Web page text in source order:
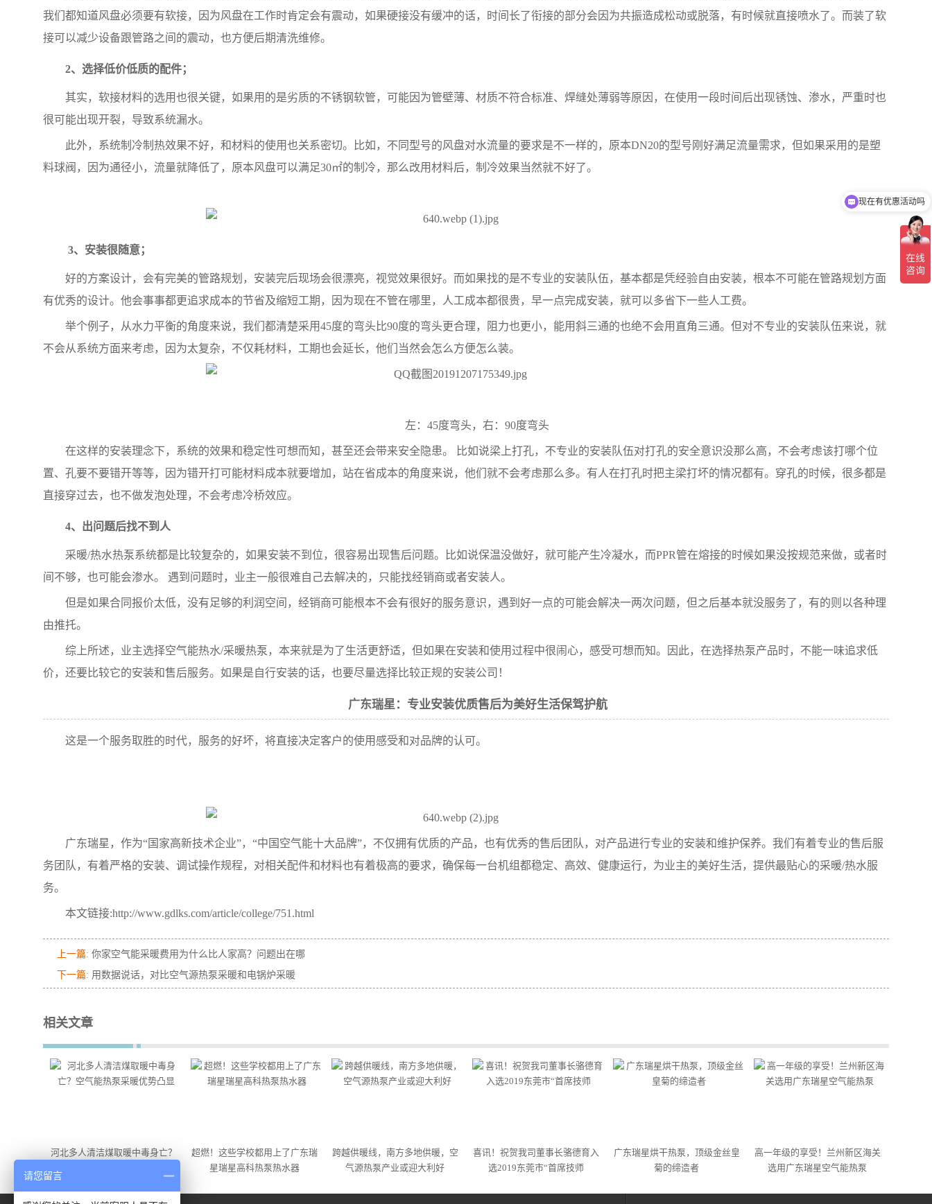
我们都知道风盘必须要有软接，因为风盘在工作时肯定会有震动，如果硬接没有缓冲的话，时间长了衔接的部分会因为共振造成松动或脱落，有时候就直接喷水了。而装了软
接可以减少设备跟管路之间的震动，也方便后期清洗维修。
2、选择低价低质的配件；
其实，软接材料的选用也很关键，如果用的是劣质的不锈钢软管，可能因为管壁薄、材质不符合标准、焊缝处薄弱等原因，在使用一段时间后出现锈蚀、渗水，严重时也
很可能出现开裂，导致系统漏水。
此外，系统制冷制热效果不好，和材料的使用也关系密切。比如，不同型号的风盘对水流量的要求是不一样的，原本DN20的型号刚好满足流量需求，但如果采用的是塑
料球阀，因为通径小，流量就降低了，原本风盘可以满足30㎡的制冷，那么改用材料后，制冷效果当然就不好了。
3、安装很随意；
好的方案设计，会有完美的管路规划，安装完后现场会很漂亮，视觉效果很好。而如果找的是不专业的安装队伍，基本都是凭经验自由安装，根本不可能在管路规划方面
有优秀的设计。他会事事都更追求成本的节省及缩短工期，因为现在不管在哪里，人工成本都很贵，早一点完成安装，就可以多省下一些人工费。
举个例子，从水力平衡的角度来说，我们都清楚采用45度的弯头比90度的弯头更合理，阻力也更小，能用斜三通的也绝不会用直角三通。但对不专业的安装队伍来说，就
不会从系统方面来考虑，因为太复杂，不仅耗材料，工期也会延长，他们当然会怎么方便怎么装。
左：45度弯头，右：90度弯头
在这样的安装理念下，系统的效果和稳定性可想而知，甚至还会带来安全隐患。 比如说梁上打孔，不专业的安装队伍对打孔的安全意识没那么高，不会考虑该打哪个位
置、孔要不要错开等等，因为错开打可能材料成本就要增加，站在省成本的角度来说，他们就不会考虑那么多。有人在打孔时把主梁打坏的情况都有。穿孔的时候，很多都是
直接穿过去，也不做发泡处理，不会考虑冷桥效应。
4、出问题后找不到人
采暖/热水热泵系统都是比较复杂的，如果安装不到位，很容易出现售后问题。比如说保温没做好，就可能产生冷凝水，而PPR管在熔接的时候如果没按规范来做，或者时
间不够，也可能会渗水。 遇到问题时，业主一般很难自己去解决的，只能找经销商或者安装人。
但是如果合同报价太低，没有足够的利润空间，经销商可能根本不会有很好的服务意识，遇到好一点的可能会解决一两次问题，但之后基本就没服务了，有的则以各种理
由推托。
综上所述，业主选择空气能热水/采暖热泵，本来就是为了生活更舒适，但如果在安装和使用过程中很闹心，感受可想而知。因此，在选择热泵产品时，不能一味追求低
价，还要比较它的安装和售后服务。如果是自行安装的话，也要尽量选择比较正规的安装公司！
广东瑞星：专业安装优质售后为美好生活保驾护航
这是一个服务取胜的时代，服务的好坏，将直接决定客户的使用感受和对品牌的认可。
广东瑞星，作为“国家高新技术企业”，“中国空气能十大品牌”，不仅拥有优质的产品，也有优秀的售后团队，对产品进行专业的安装和维护保养。我们有着专业的售后服
务团队，有着严格的安装、调试操作规程，对相关配件和材料也有着极高的要求，确保每一台机组都稳定、高效、健康运行，为业主的美好生活，提供最贴心的采暖/热水服
务。
本文链接:http://www.gdlks.com/article/college/751.html
上一篇: 你家空气能采暖费用为什么比人家高？问题出在哪
下一篇: 用数据说话，对比空气源热泵采暖和电锅炉采暖
相关文章
河北多人清洁煤取暖中毒身亡？
超燃！这些学校都用上了广东瑞
星瑞星高科热泵热水器
跨越供暖线，南方多地供暖，空
气源热泵产业或迎大利好
喜讯！祝贺我司董事长骆德育入
选2019东莞市“首席技师
广东瑞星烘干热泵，顶级金丝皇
菊的缔造者
高一年级的享受！兰州新区海关
选用广东瑞星空气能热泵
怎么加盟代理你们的产品
现在有优惠活动吗
请您留言